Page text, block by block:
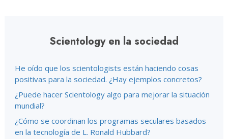
Scientology en la sociedad
He oído que los scientologists están haciendo cosas
positivas para la sociedad. ¿Hay ejemplos concretos?
¿Puede hacer Scientology algo para mejorar la situación
mundial?
¿Cómo se coordinan los programas seculares basados
en la tecnología de L. Ronald Hubbard?